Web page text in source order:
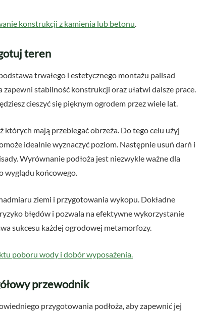
konstrukcji z kamienia lub betonu
teren
trwałego i estetycznego montażu palisad
stabilność konstrukcji oraz ułatwi dalsze prace.
cieszyć się pięknym ogrodem przez wiele lat.
mają przebiegać obrzeża. Do tego celu użyj
idealnie wyznaczyć poziom. Następnie usuń darń i
Wyrównanie podłoża jest niezwykle ważne dla
wyglądu końcowego.
ziemi i przygotowania wykopu. Dokładne
błędów i pozwala na efektywne wykorzystanie
sukcesu każdej ogrodowej metamorfozy.
poboru wody i dobór wyposażenia.
przewodnik
przygotowania podłoża, aby zapewnić jej